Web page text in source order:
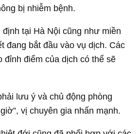
bị nhiễm bệnh.
tại Hà Nội cũng như miền
đang bắt đầu vào vụ dịch. Các
đỉnh điểm của dịch có thể sẽ
lưu ý và chủ động phòng
vị chuyên gia nhấn mạnh.